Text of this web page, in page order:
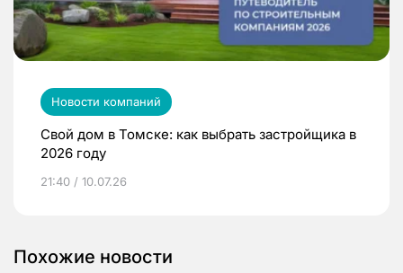
Новости компаний
Свой дом в Томске: как выбрать застройщика в
2026 году
21:40 / 10.07.26
Похожие новости